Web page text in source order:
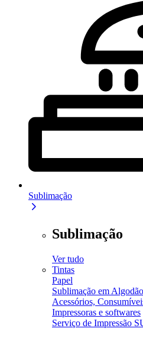
Sublimação
Sublimação
Ver tudo
Tintas
Papel
Sublimação em Algodão
Acessórios,
Impressoras e softwares
Serviço de Impressão